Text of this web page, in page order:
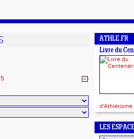
ATHLE.FR
Livre du
d'Athlétisme.
LES